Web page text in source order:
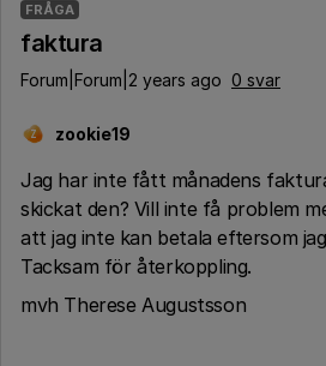
FRÅGA
faktura
Forum|Forum|2 years ago 0 svar
Z zookie19
Jag har inte fått månadens
skickat den? Vill inte få problem
att jag inte kan betala eftersom
Tacksam för återkoppling.
mvh Therese Augustsson